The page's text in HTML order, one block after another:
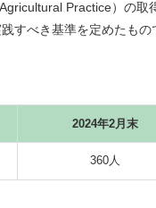
Practice）の取
すべき基準を定めたも
2024年2月末
360人